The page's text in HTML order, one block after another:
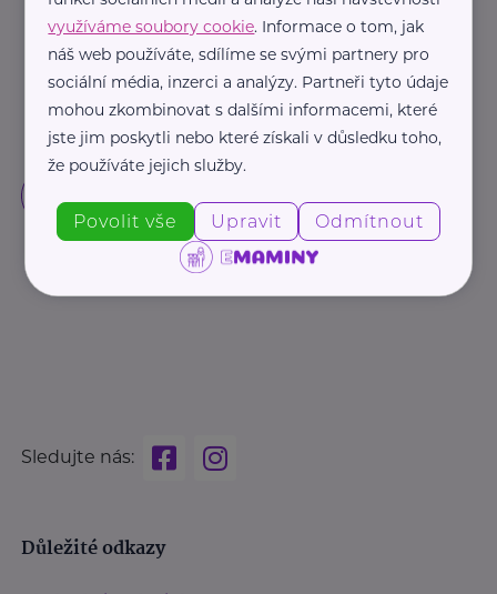
Sledujte nás:
Důležité odkazy
využíváme soubory cookie. Informace o tom, jak
náš web používáte, sdílíme se svými partnery pro
sociální média, inzerci a analýzy. Partneři tyto údaje
mohou zkombinovat s dalšími informacemi, které
jste jim poskytli nebo které získali v důsledku toho,
že používáte jejich služby.
Povolit vše Upravit Odmítnout